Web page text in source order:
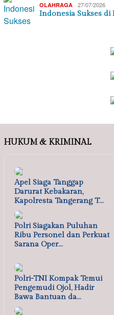
OLAHRAGA 27/07/2026
Indonesia Sukses di
HUKUM & KRIMINAL
Apel Siaga Tanggap
Darurat Kebakaran,
Kapolresta Tangerang T…
Polri Siagakan Puluhan
Ribu Personel dan Perkuat
Sarana Oper…
Polri-TNI Kompak Temui
Pengemudi Ojol, Hadir
Bawa Bantuan da…